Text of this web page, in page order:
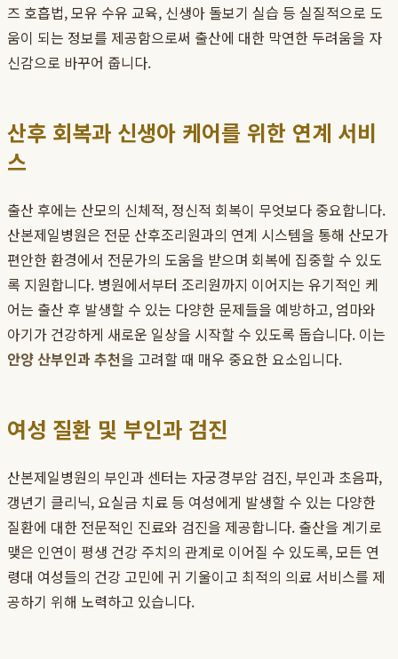
즈 호흡법, 모유 수유 교육, 신생아 돌보기 실습 등 실질적으로 도
움이 되는 정보를 제공함으로써 출산에 대한 막연한 두려움을 자
신감으로 바꾸어 줍니다.
산후 회복과 신생아 케어를 위한 연계 서비
스
출산 후에는 산모의 신체적, 정신적 회복이 무엇보다 중요합니다.
산본제일병원은 전문 산후조리원과의 연계 시스템을 통해 산모가
편안한 환경에서 전문가의 도움을 받으며 회복에 집중할 수 있도
록 지원합니다. 병원에서부터 조리원까지 이어지는 유기적인 케
어는 출산 후 발생할 수 있는 다양한 문제들을 예방하고, 엄마와
아기가 건강하게 새로운 일상을 시작할 수 있도록 돕습니다. 이는
안양 산부인과 추천을 고려할 때 매우 중요한 요소입니다.
여성 질환 및 부인과 검진
산본제일병원의 부인과 센터는 자궁경부암 검진, 부인과 초음파,
갱년기 클리닉, 요실금 치료 등 여성에게 발생할 수 있는 다양한
질환에 대한 전문적인 진료와 검진을 제공합니다. 출산을 계기로
맺은 인연이 평생 건강 주치의 관계로 이어질 수 있도록, 모든 연
령대 여성들의 건강 고민에 귀 기울이고 최적의 의료 서비스를 제
공하기 위해 노력하고 있습니다.